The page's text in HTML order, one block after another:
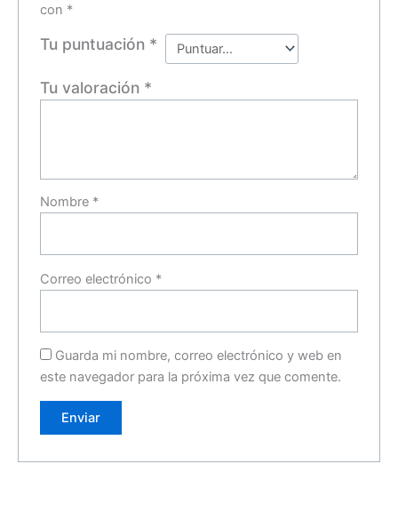
con *
Tu puntuación *
Tu valoración *
Nombre *
Correo electrónico *
Guarda mi nombre, correo electrónico y web en
este navegador para la próxima vez que comente.